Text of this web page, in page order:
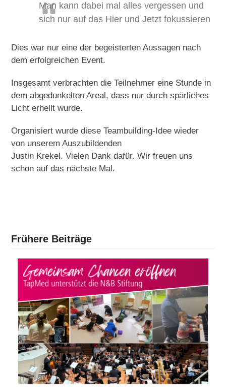
Man kann dabei mal alles vergessen und
sich nur auf das Hier und Jetzt fokussieren
Dies war nur eine der begeisterten Aussagen nach
dem erfolgreichen Event.
Insgesamt verbrachten die Teilnehmer eine Stunde in
dem abgedunkelten Areal, dass nur durch spärliches
Licht erhellt wurde.
Organisiert wurde diese Teambuilding-Idee wieder
von unserem Auszubildenden
Justin Krekel. Vielen Dank dafür. Wir freuen uns
schon auf das nächste Mal.
Frühere Beiträge